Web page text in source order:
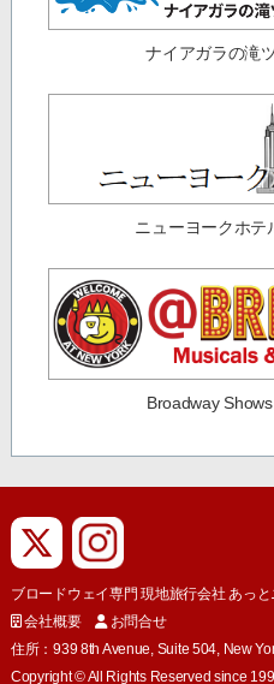
ナイアガラの滝
ニューヨークホテ
Broadway
ブロードウェイ専門 現地旅行会社 あっ
会社概要
お問合せ
住所：939 8th Avenue, Suite 504, New
Copyright © All Rights Reserved since